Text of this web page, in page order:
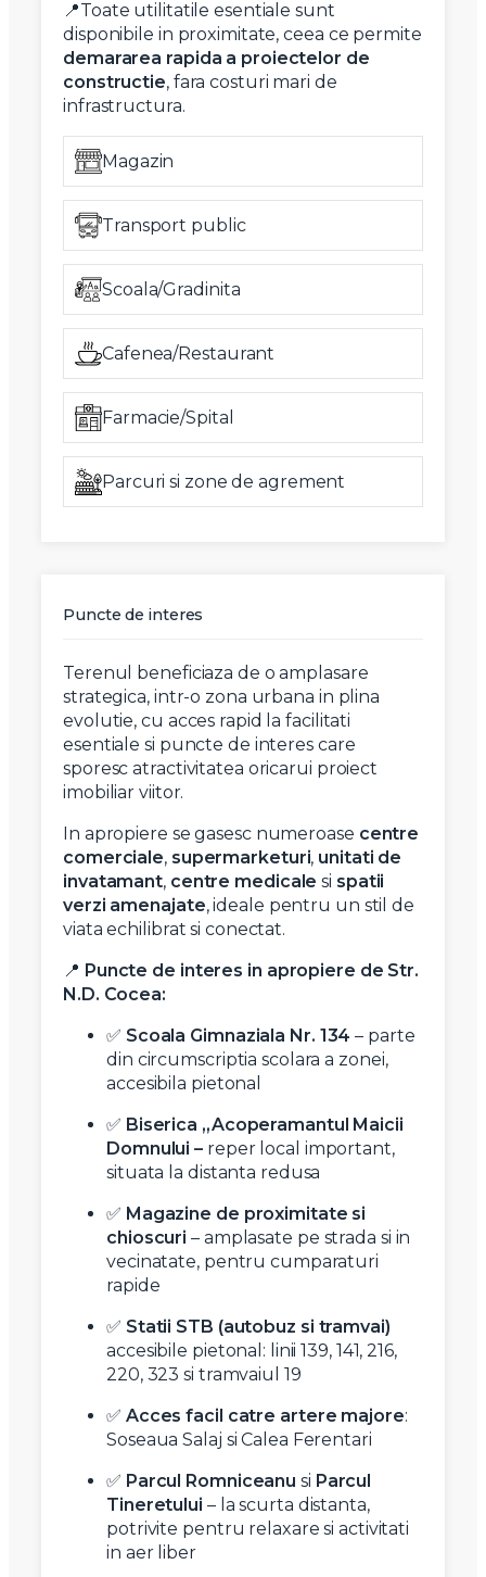
📍Toate utilitatile esentiale sunt
disponibile in proximitate, ceea ce permite
demararea rapida a proiectelor de
constructie, fara costuri mari de
infrastructura.
Magazin
Transport public
Scoala/Gradinita
Cafenea/Restaurant
Farmacie/Spital
Parcuri si zone de agrement
Puncte de interes
Terenul beneficiaza de o amplasare
strategica, intr-o zona urbana in plina
evolutie, cu acces rapid la facilitati
esentiale si puncte de interes care
sporesc atractivitatea oricarui proiect
imobiliar viitor.
In apropiere se gasesc numeroase centre
comerciale, supermarketuri, unitati de
invatamant, centre medicale si spatii
verzi amenajate, ideale pentru un stil de
viata echilibrat si conectat.
📍 Puncte de interes in apropiere de Str.
N.D. Cocea:
✅ Scoala Gimnaziala Nr. 134 – parte
din circumscriptia scolara a zonei,
accesibila pietonal
✅ Biserica „Acoperamantul Maicii
Domnului – reper local important,
situata la distanta redusa
✅ Magazine de proximitate si
chioscuri – amplasate pe strada si in
vecinatate, pentru cumparaturi
rapide
✅ Statii STB (autobuz si tramvai)
accesibile pietonal: linii 139, 141, 216,
220, 323 si tramvaiul 19
✅ Acces facil catre artere majore:
Soseaua Salaj si Calea Ferentari
✅ Parcul Romniceanu si Parcul
Tineretului – la scurta distanta,
potrivite pentru relaxare si activitati
in aer liber